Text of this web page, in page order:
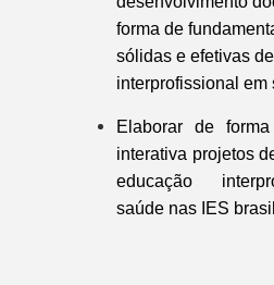
forma de
sólidas e efetivas
interprofissional em
Elaborar de
interativa projetos
educação
saúde nas IES